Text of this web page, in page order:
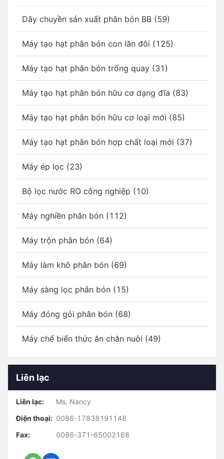
Dây chuyền sản xuất phân bón BB (59)
Máy tạo hạt phân bón con lăn đôi (125)
Máy tạo hạt phân bón trống quay (31)
Máy tạo hạt phân bón hữu cơ dạng đĩa (83)
Máy tạo hạt phân bón hữu cơ loại mới (85)
Máy tạo hạt phân bón hợp chất loại mới (37)
Máy ép lọc (23)
Bộ lọc nước RO công nghiệp (10)
Máy nghiền phân bón (112)
Máy trộn phân bón (64)
Máy làm khô phân bón (69)
Máy sàng lọc phân bón (15)
Máy đóng gói phân bón (68)
Máy chế biến thức ăn chăn nuôi (49)
Liên lạc
Liên lạc:
Ms. Nancy
Điện thoại: 0086-17838191148
Fax:
0086-371-65002168